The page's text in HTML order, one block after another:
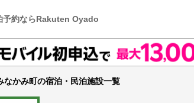
予約ならRakuten Oyado
なかみ町の宿泊・民泊施設一覧